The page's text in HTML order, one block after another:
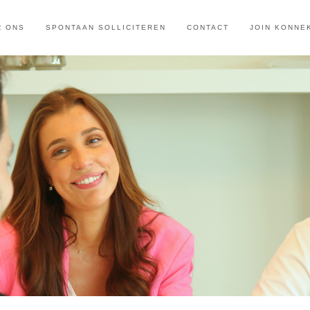
ONS SPONTAAN SOLLICITEREN CONTACT JOIN